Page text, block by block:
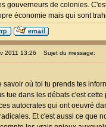
gouverneurs de colonies.
économie mais qui sont
2011 13:26 Sujet du message:
savoir où toi tu prends tes
tue dans les débats c'est
autocrates qui ont oeuvré
Et c'est aussi ce que